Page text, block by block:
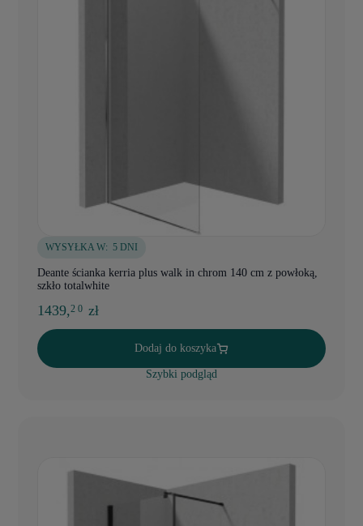
WYSYŁKA W: 5 DNI
Deante ścianka kerria plus walk in chrom 140 cm z powłoką,
szkło totalwhite
1439,2 0 zł
Dodaj do koszyka
Szybki podgląd